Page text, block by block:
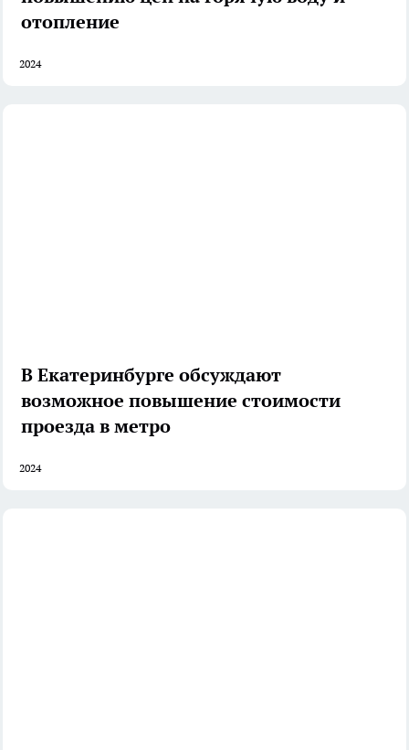
отопление
2024
В Екатеринбурге обсуждают
возможное повышение стоимости
проезда в метро
2024